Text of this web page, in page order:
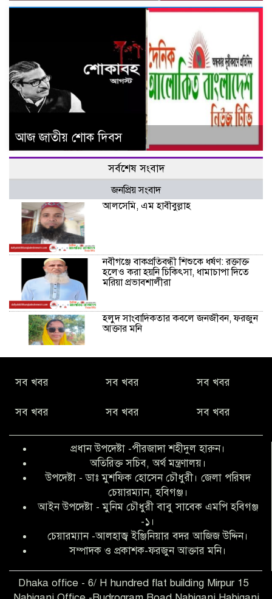
আজ জাতীয় শোক দিবস
সর্বশেষ সংবাদ
জনপ্রিয় সংবাদ
আলসেমি, এম হাবীবুল্লাহ
নবীগঞ্জে বাকপ্রতিবন্ধী শিশুকে ধর্ষণ: রক্তাক্ত
হলেও করা হয়নি চিকিৎসা, ধামাচাপা দিতে
মরিয়া প্রভাবশালীরা
হলুদ সাংবাদিকতার কবলে জনজীবন, ফরজুন
আক্তার মনি
কিবরিয়া
বৃত্তি পরীক্ষার সুযোগ করে দিলেন প্রধান শিক্ষক
ফারুক মাস্টার
আব্দুল হক তালুকদার ফাউন্ডেশন মানবতার
শিকড় ছুঁই ছুঁই,ফরজুন আক্তার মনি
সিলেট রেঞ্জের শ্রেষ্ঠ ওসি নির্বাচিত হলেন
নবীগঞ্জ থানার ওসি মোনায়েম
সব খবর সব খবর সব খবর
সব খবর সব খবর সব খবর
প্রধান উপদেষ্টা -পীরজাদা শহীদুল হারুন।
অতিরিক্ত সচিব, অর্থ মন্ত্রণালয়।
উপদেষ্টা - ডাঃ মুশফিক হোসেন চৌধুরী। জেলা পরিষদ
চেয়ারম্যান, হবিগঞ্জ।
আইন উপদেষ্টা - মুনিম চৌধুরী বাবু সাবেক এমপি হবিগঞ্জ
-১।
চেয়ারম্যান -আলহাজ্ব ইঞ্জিনিয়ার বদর আজিজ উদ্দিন।
সম্পাদক ও প্রকাশক-ফরজুন আক্তার মনি।
Dhaka office - 6/ H hundred flat building Mirpur 15